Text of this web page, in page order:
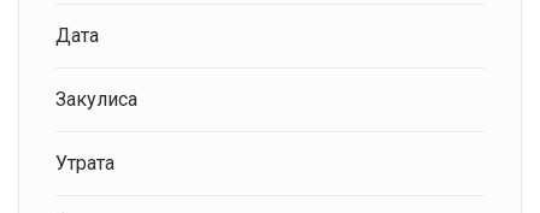
Дата
Закулиса
Утрата